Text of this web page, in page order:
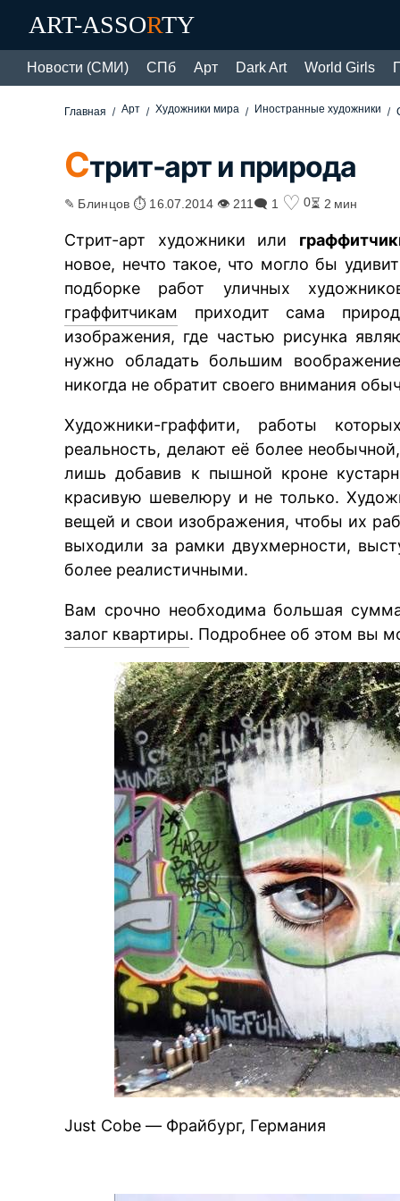
ART-ASSORTY
Новости (СМИ) СПб Арт Dark Art World Girls
Главная Арт Художники мира Иностранные художники
Стрит-арт и природа
✎ Блинцов ⏱ 16.07.2014 👁 211 🗨 1 ♡ 0⏳ 2 мин
Стрит-арт художники или
новое, нечто такое, что могло бы
подборке работ уличных
граффитчикам приходит сама
изображения, где частью рисунка
нужно обладать большим
никогда не обратит своего внимания
Художники-граффити, работы
реальность, делают её более
лишь добавив к пышной кроне
красивую шевелюру и не только.
вещей и свои изображения, чтобы их
выходили за рамки двухмерности,
более реалистичными.
Вам срочно необходима большая
залог квартиры. Подробнее об этом вы
Just Cobe — Фрайбург, Германия